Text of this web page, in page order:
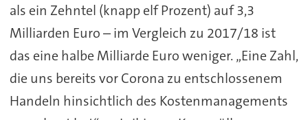
als ein Zehntel (knapp elf Prozent) auf 3,3
Milliarden Euro – im Vergleich zu 2017/18 ist
das eine halbe Milliarde Euro weniger. „Eine Zahl,
die uns bereits vor Corona zu entschlossenem
Handeln hinsichtlich des Kostenmanagements